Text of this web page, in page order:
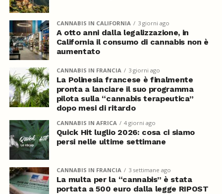
CANNABIS IN CALIFORNIA 3 giorni ago
A otto anni dalla legalizzazione, in
California il consumo di cannabis non è
aumentato
CANNABIS IN FRANCIA 3 giorni ago
La Polinesia francese è finalmente
pronta a lanciare il suo programma
pilota sulla “cannabis terapeutica”
dopo mesi di ritardo
CANNABIS IN AFRICA 4 giorni ago
Quick Hit luglio 2026: cosa ci siamo
persi nelle ultime settimane
CANNABIS IN FRANCIA 3 settimane ago
La multa per la “cannabis” è stata
portata a 500 euro dalla legge RIPOST